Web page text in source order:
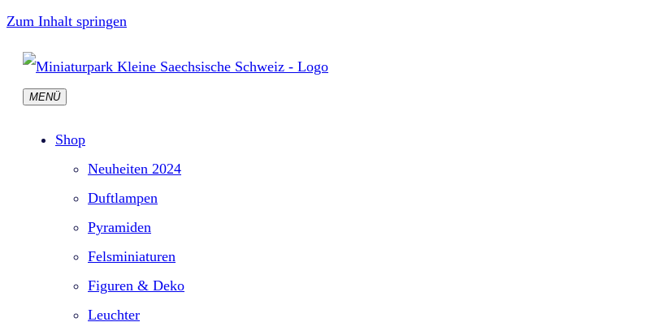
Zum Inhalt springen
MENÜ
Shop
Neuheiten 2024
Duftlampen
Pyramiden
Felsminiaturen
Figuren & Deko
Leuchter